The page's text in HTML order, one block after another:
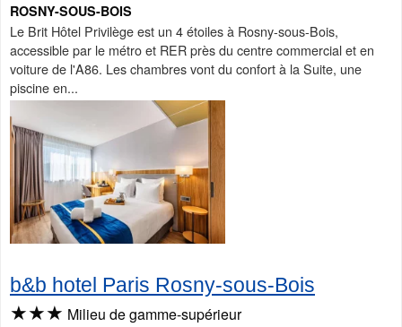
ROSNY-SOUS-BOIS
Le Brit Hôtel Privilège est un 4 étoiles à Rosny-sous-Bois,
accessible par le métro et RER près du centre commercial et en
voiture de l'A86. Les chambres vont du confort à la Suite, une
piscine en...
b&b hotel Paris Rosny-sous-Bois
★★★ Milieu de gamme-supérieur